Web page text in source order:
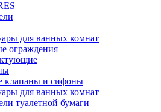
для ванных комнат
ограждения
клапаны и сифоны
для ванных комнат
туалетной бумаги